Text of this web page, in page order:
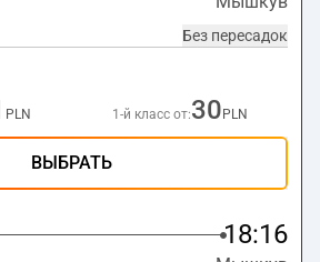
Без пересадок
PLN 1-й класс от:30 PLN
ВЫБРАТЬ
18:16